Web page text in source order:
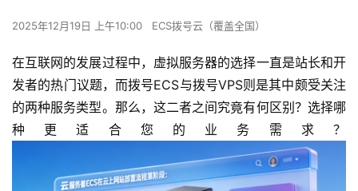
2025年12月19日 上午10:00 ECS拨号云（覆盖全国）
在互联网的发展过程中，虚拟服务器的选择一直是站长和开
发者的热门议题，而拨号ECS与拨号VPS则是其中颇受关注
的两种服务类型。那么，这二者之间究竟有何区别？选择哪
种更适合您的业务需求？